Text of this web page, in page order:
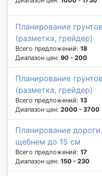
Планирование
(разметка, грейдер)
Всего предложений: 18
Диапазон цен: 90 - 200
Планирование
(разметка, грейдер)
Всего предложений: 13
Диапазон цен: 2000 - 3700
Планирование
щебнем до 15 см
Всего предложений: 17
Диапазон цен: 150 - 230